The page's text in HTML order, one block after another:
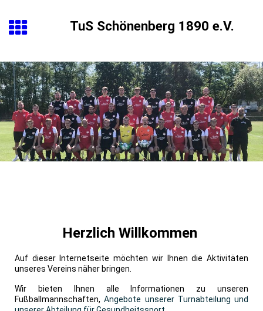
TuS Schönenberg 1890 e.V.
Herzlich Willkommen
Auf dieser Internetseite möchten wir Ihnen die Aktivitäten
unseres Vereins näher bringen.
Wir bieten Ihnen alle Informationen zu unseren
Fußballmannschaften, Angebote unserer Turnabteilung und